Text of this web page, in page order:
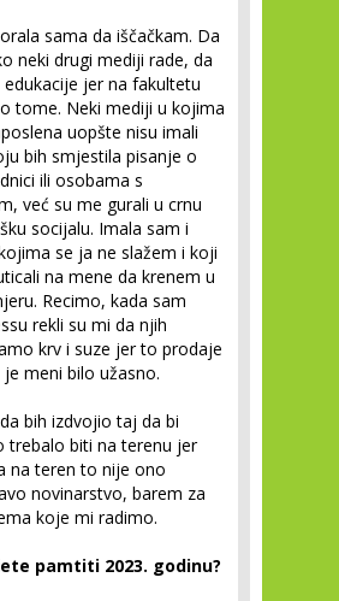
sama da iščačkam. Da
neki drugi mediji rade, da
jer na fakultetu
tome. Neki mediji u kojima
uopšte nisu imali
bih smjestila pisanje o
ili osobama s
već su me gurali u crnu
socijalu. Imala sam i
se ja ne slažem i koji
na mene da krenem u
Recimo, kada sam
rekli su mi da njih
krv i suze jer to prodaje
meni bilo užasno.
bih izdvojio taj da bi
trebalo biti na terenu jer
na teren to nije ono
novinarstvo, barem za
koje mi radimo.
pamtiti 2023. godinu?